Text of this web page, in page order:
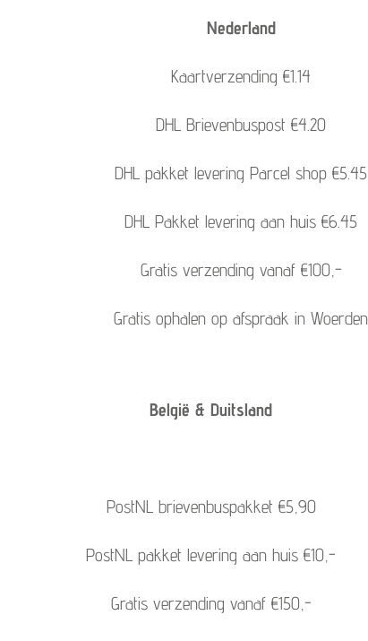
Nederland
Kaartverzending €1.14
DHL Brievenbuspost €4.20
DHL pakket levering Parcel shop €5.45
DHL Pakket levering aan huis €6.45
Gratis verzending vanaf €100,-
Gratis ophalen op afspraak in Woerden
België & Duitsland
PostNL brievenbuspakket €5,90
PostNL pakket levering aan huis €10,-
Gratis verzending vanaf €150,-